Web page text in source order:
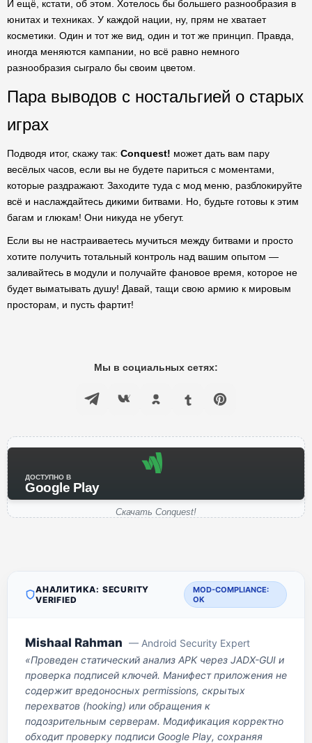
И ещё, кстати, об этом. Хотелось бы большего разнообразия в
юнитах и техниках. У каждой нации, ну, прям не хватает
косметики. Один и тот же вид, один и тот же принцип. Правда,
иногда меняются кампании, но всё равно немного
разнообразия сыграло бы своим цветом.
Пара выводов с ностальгией о старых
играх
Подводя итог, скажу так: Conquest! может дать вам пару
весёлых часов, если вы не будете париться с моментами,
которые раздражают. Заходите туда с мод меню, разблокируйте
всё и наслаждайтесь дикими битвами. Но, будьте готовы к этим
багам и глюкам! Они никуда не убегут.
Если вы не настраиваетесь мучиться между битвами и просто
хотите получить тотальный контроль над вашим опытом —
заливайтесь в модули и получайте фановое время, которое не
будет выматывать душу! Давай, тащи свою армию к мировым
просторам, и пусть фартит!
Мы в социальных сетях:
ДОСТУПНО В
Google Play
Скачать Conquest!
АНАЛИТИКА: SECURITY
VERIFIED
MOD-COMPLIANCE:
OK
Mishaal Rahman — Android Security Expert
«Проведен статический анализ APK через JADX-GUI и
проверка подписей ключей. Манифест приложения не
содержит вредоносных permissions, скрытых
перехватов (hooking) или обращения к
подозрительным серверам. Модификация корректно
обходит проверку подписи Google Play, сохраняя